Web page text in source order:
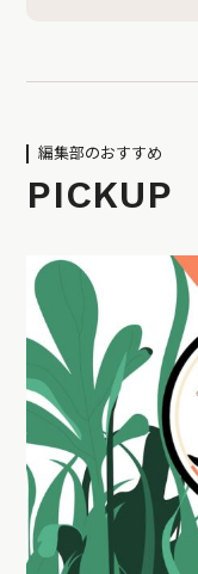
編集部のおすすめ
PICKUP